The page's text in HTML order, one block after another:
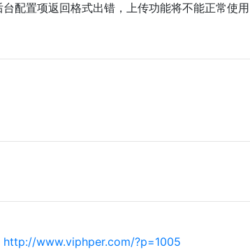
配置项返回格式出错，上传功能将不能正常使用
http://www.viphper.com/?p=1005